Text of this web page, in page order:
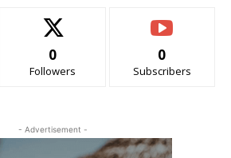
0
Followers
0
Subscribers
- Advertisement -